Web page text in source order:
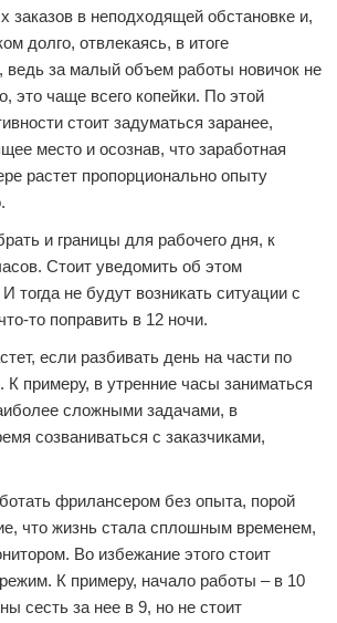
заказов в неподходящей обстановке и,
долго, отвлекаясь, в итоге
ведь за малый объем работы новичок не
это чаще всего копейки. По этой
стоит задуматься заранее,
место и осознав, что заработная
растет пропорционально опыту
и границы для рабочего дня, к
Стоит уведомить об этом
И тогда не будут возникать ситуации с
то поправить в 12 ночи.
если разбивать день на части по
К примеру, в утренние часы заниматься
сложными задачами, в
созваниваться с заказчиками,
фрилансером без опыта, порой
что жизнь стала сплошным временем,
Во избежание этого стоит
К примеру, начало работы – в 10
сесть за нее в 9, но не стоит